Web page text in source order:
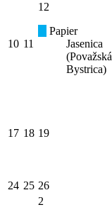
10 11
12
Papier
Jasenica
(Považská
Bystrica)
17 18 19
24 25 26
2